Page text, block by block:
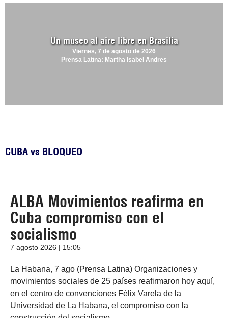
Un museo al aire libre en Brasilia
Viernes, 7 de agosto de 2026
Prensa Latina: Martha Isabel Andres
CUBA vs BLOQUEO
ALBA Movimientos reafirma en
Cuba compromiso con el
socialismo
7 agosto 2026 | 15:05
La Habana, 7 ago (Prensa Latina) Organizaciones y
movimientos sociales de 25 países reafirmaron hoy aquí,
en el centro de convenciones Félix Varela de la
Universidad de La Habana, el compromiso con la